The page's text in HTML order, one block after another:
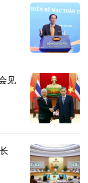
见